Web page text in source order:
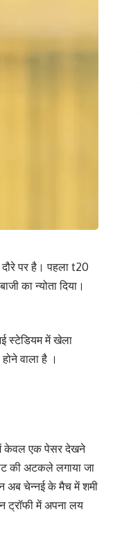
पर है। पहला t20
का न्योता दिया।
स्टेडियम में खेला
वाला है ।
में केवल एक पेसर देखने
की अटकले लगाया जा
अब चेन्नई के मैच में शमी
ट्रॉफी में अपना लय